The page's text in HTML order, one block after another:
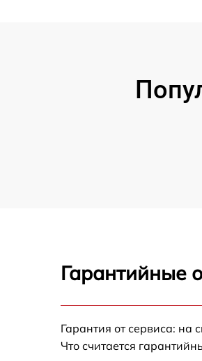
Гарантийные
Гарантия от сервиса:
Что считается